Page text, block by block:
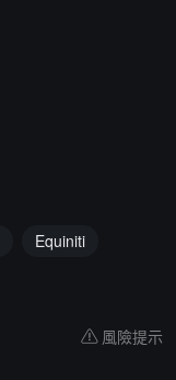
Equiniti
風險提示